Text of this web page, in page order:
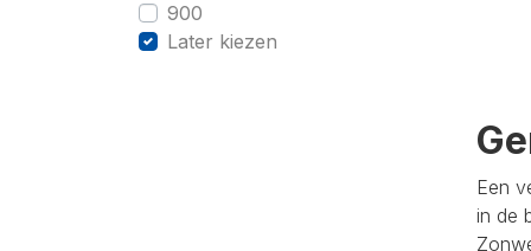
900
Later kiezen
Een
in de